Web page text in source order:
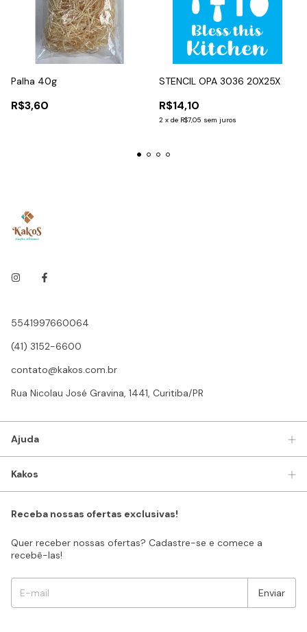
Palha 40g
R$3,60
STENCIL OPA 3036 20X25X
R$14,10
2 x de R$7,05 sem juros
5541997660064
(41) 3152-6600
contato@kakos.com.br
Rua Nicolau José Gravina, 1441, Curitiba/PR
Ajuda
Kakos
Receba nossas ofertas exclusivas!
Quer receber nossas ofertas? Cadastre-se e comece a
recebê-las!